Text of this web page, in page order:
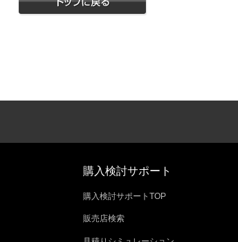
購入検討サポート
購入検討サポートTOP
販売店検索